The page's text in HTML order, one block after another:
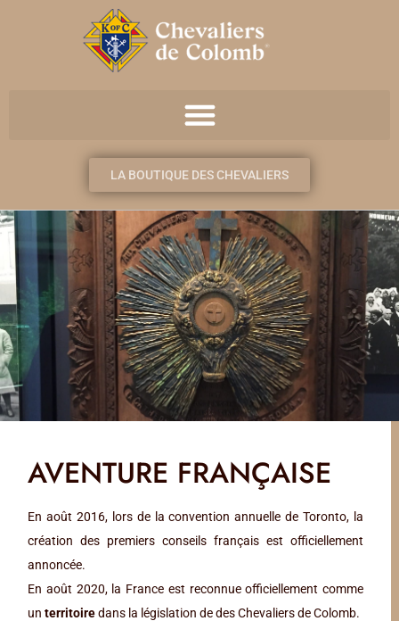
LA BOUTIQUE DES CHEVALIERS
AVENTURE FRANÇAISE
En août 2016, lors de la convention annuelle de Toronto, la
création des premiers conseils français est officiellement
annoncée.
En août 2020, la France est reconnue officiellement comme
un territoiredans la législation de des Chevaliers de Colomb.